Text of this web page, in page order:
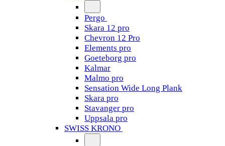
Pergo
Skara 12 pro
Chevron 12 Pro
Elements pro
Goeteborg pro
Kalmar
Malmo pro
Sensation Wide Long Plank
Skara pro
Stavanger pro
Uppsala pro
SWISS KRONO